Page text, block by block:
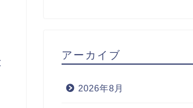
アーカイブ
2026年8月